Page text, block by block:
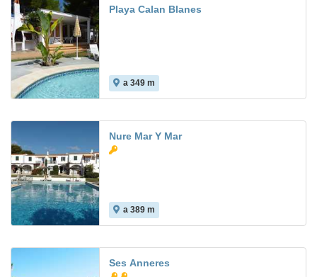
Playa Calan Blanes
a 349 m
Nure Mar Y Mar
a 389 m
Ses Anneres